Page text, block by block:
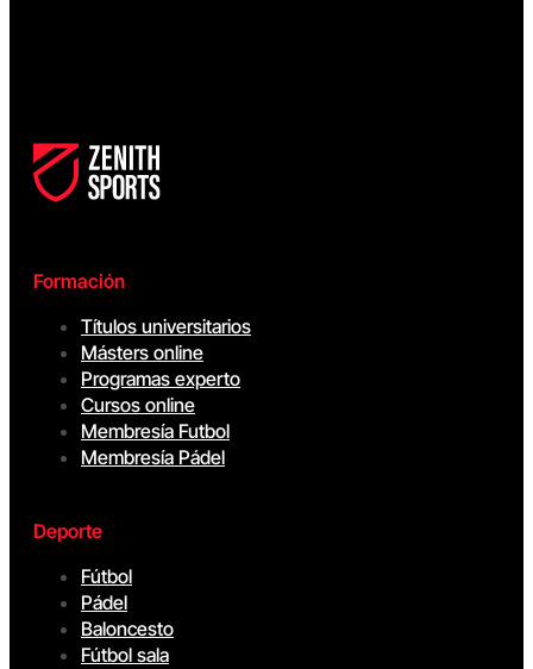
Formación
Títulos universitarios
Másters online
Programas experto
Cursos online
Membresía Futbol
Membresía Pádel
Deporte
Fútbol
Pádel
Baloncesto
Fútbol sala